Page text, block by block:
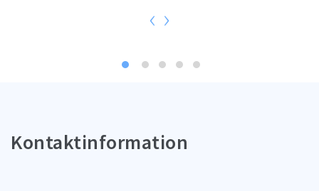
‹ ›
Kontaktinformation